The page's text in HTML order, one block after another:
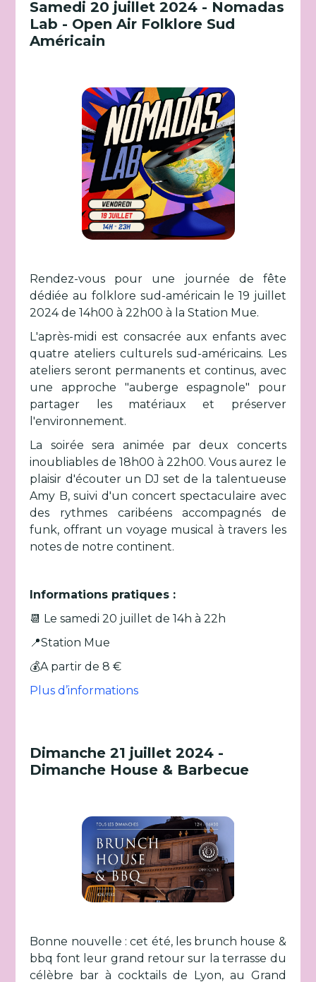
Samedi 20 juillet 2024 - Nomadas
Lab - Open Air Folklore Sud
Américain
Rendez-vous pour une journée de fête
dédiée au folklore sud-américain le 19 juillet
2024 de 14h00 à 22h00 à la Station Mue.
L'après-midi est consacrée aux enfants avec
quatre ateliers culturels sud-américains. Les
ateliers seront permanents et continus, avec
une approche "auberge espagnole" pour
partager les matériaux et préserver
l'environnement.
La soirée sera animée par deux concerts
inoubliables de 18h00 à 22h00. Vous aurez le
plaisir d'écouter un DJ set de la talentueuse
Amy B, suivi d'un concert spectaculaire avec
des rythmes caribéens accompagnés de
funk, offrant un voyage musical à travers les
notes de notre continent.
Informations pratiques :
📆 Le samedi 20 juillet de 14h à 22h
📍Station Mue
💰A partir de 8 €
Plus d’informations
Dimanche 21 juillet 2024 -
Dimanche House & Barbecue
Bonne nouvelle : cet été, les brunch house &
bbq font leur grand retour sur la terrasse du
célèbre bar à cocktails de Lyon, au Grand